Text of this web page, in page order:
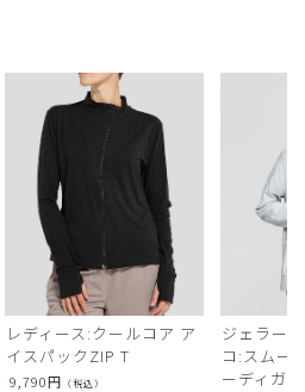
レディース:クールコア ア
イスパックZIP T
9,790円 （税込）
ジェラー
コ:スムー
ーディガン